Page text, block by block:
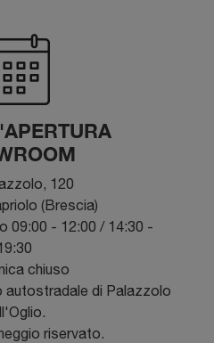
120
(Brescia)
09:00 - 12:00 / 14:30 -
chiuso
autostradale di Palazzolo
riservato.